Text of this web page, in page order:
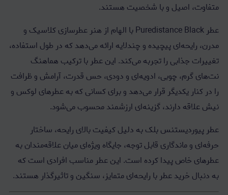
متفاوت، اصیل و با شخصیت هستند.
عطر Puredistance Black با الهام از هنر عطرسازی کلاسیک و
مدرن، رایحه‌ای پیچیده و چندلایه ارائه می‌دهد که در طول استفاده،
تغییرات جذابی را تجربه می‌کند. این عطر با ترکیب هماهنگ
نت‌های گرم، چوبی، ادویه‌ای و دودی، حس قدرت، آرامش و ظرافت
را در کنار یکدیگر قرار می‌دهد و برای کسانی که به عطرهای لوکس و
نیش علاقه دارند، گزینه‌ای ارزشمند محسوب می‌شود.
عطر پیوردیستنس بلک به دلیل کیفیت بالای رایحه، ساختار
حرفه‌ای و ماندگاری قابل توجه، جایگاه ویژه‌ای میان علاقه‌مندان به
عطرهای خاص پیدا کرده است. این عطر مناسب افرادی است که
به دنبال خرید عطر با رایحه‌ای متمایز، سنگین و تاثیرگذار هستند.